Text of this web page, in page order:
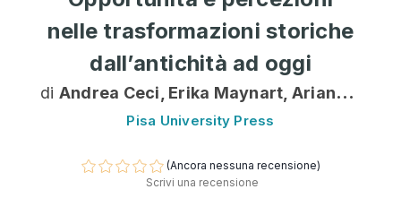
nelle trasformazioni storiche
dall’antichità ad oggi
di Andrea Ceci, Erika Maynart, Arianna Mele, Giovanni Mennillo, Loris Motta, Paride Parravano, Giulia Petruzzi, Andrea Sortino
Pisa University Press
(Ancora nessuna recensione)
Scrivi una recensione